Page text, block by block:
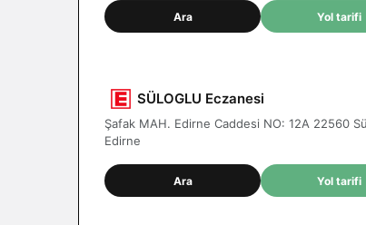
Ara
Yol tarifi
SÜLOGLU Eczanesi
Şafak MAH. Edirne Caddesi NO: 12A 22560
Edirne
Ara Yol tarifi